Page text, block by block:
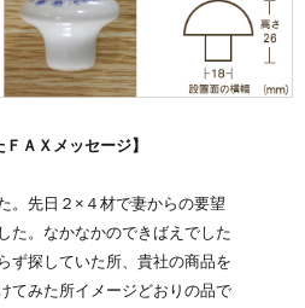
ＡＸメッセージ】
。先日２×４材で妻からの要望
た。なかなかのできばえでした
ず探していた所、貴社の商品を
てみた所イメージどおりの品で